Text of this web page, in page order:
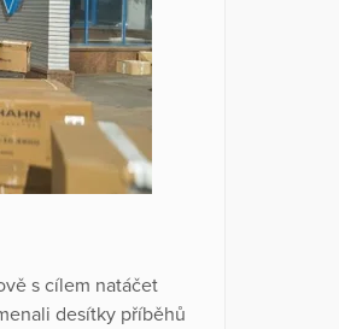
s cílem natáčet
desítky příběhů